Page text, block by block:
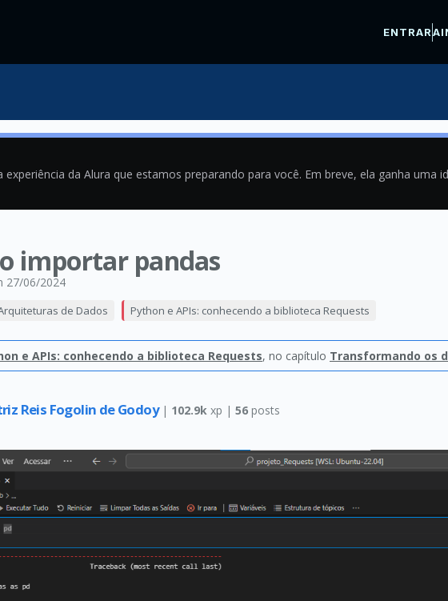
ENTRAR
da Alura que estamos preparando para você. Em breve, ela ganha uma
importar pandas
27/06/2024
de Dados Python e APIs: conhecendo a biblioteca Requests
e APIs: conhecendo a biblioteca Requests, no capítulo Transformando os
Reis Fogolin de Godoy | 102.9k xp |56 posts